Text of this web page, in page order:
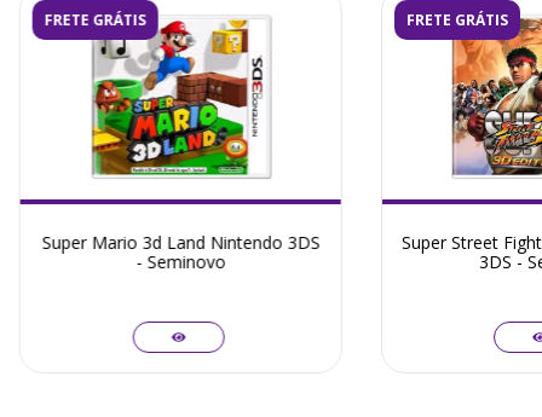
FRETE GRÁTIS
Super Mario 3d Land Nintendo 3DS
- Seminovo
FRETE GRÁTIS
Super Street
3DS -